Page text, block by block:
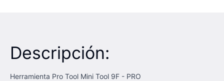
Descripción:
Herramienta Pro Tool Mini Tool 9F - PRO